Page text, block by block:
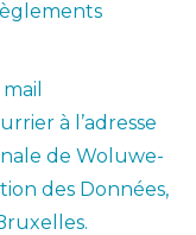
à l’adresse
de Woluwe-
des Données,